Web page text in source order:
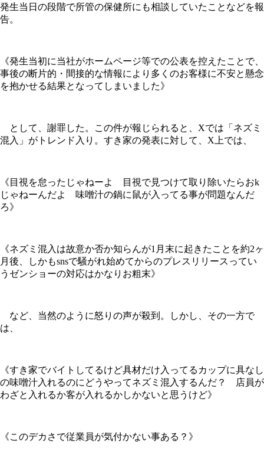
発生当日の段階で所管の保健所にも相談していたことなどを報
告。
《発生当初に当社がホームページ等での公表を控えたことで、
事後の断片的・間接的な情報により多くのお客様に不安と懸念
を抱かせる結果となってしまいました》
として、謝罪した。この件が報じられると、Xでは「ネズミ
混入」がトレンド入り。すき家の発表に対して、X上では、
《目視を怠ったじゃねーよ 目視で見つけて取り除いたらおk
じゃねーんだよ 味噌汁の鍋に鼠が入ってる事が問題なんだ
ろ》
《ネズミ混入は故意か否か知らんが1月末に起きたことを約2ヶ
月後、しかもsnsで騒がれ始めてからのプレスリリースってい
うゼンショーの対応はかなりお粗末》
など、当然のように怒りの声が殺到。しかし、その一方で
は、
《すき家でバイトしてるけど具材だけ入ってるカップに具なし
の味噌汁入れるのにどうやってネズミ混入するんだ？ 店員が
わざと入れるか客が入れるかしかないと思うけど》
《このデカさで従業員が気付かない事ある？》